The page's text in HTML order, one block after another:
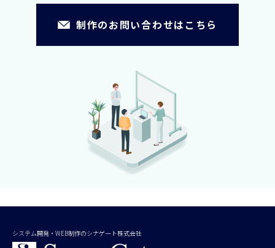
制作のお問い合わせはこちら
システム開発・WEB制作のシナゲート株式会社